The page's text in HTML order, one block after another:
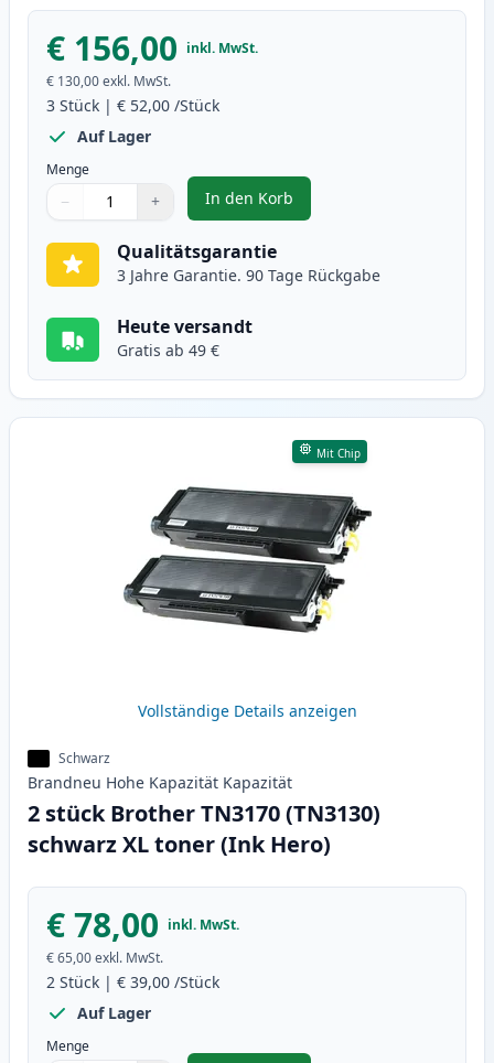
€ 156,00 inkl. MwSt.
€ 130,00exkl. MwSt.
3 Stück | € 52,00 /Stück
Auf Lager
Menge
Verwenden Sie die Tasten, um anzupassen
− +
1
In den Korb
, 3 stück Brother TN3170 /
Qualitätsgarantie
3 Jahre Garantie. 90 Tage Rückgabe
Heute versandt
Gratis ab 49 €
Mit Chip
Vollständige Details anzeigen
Schwarz
Brandneu Hohe Kapazität Kapazität
2 stück Brother TN3170 (TN3130)
schwarz XL toner (Ink Hero)
€ 78,00 inkl. MwSt.
€ 65,00exkl. MwSt.
2 Stück | € 39,00 /Stück
Auf Lager
Menge